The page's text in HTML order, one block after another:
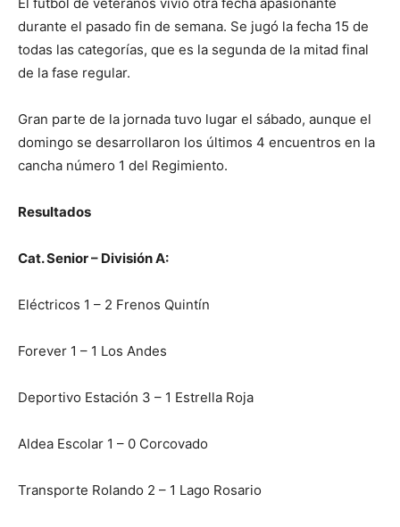
durante el pasado fin de semana. Se jugó la fecha 15 de
todas las categorías, que es la segunda de la mitad final
de la fase regular.
Gran parte de la jornada tuvo lugar el sábado, aunque el
domingo se desarrollaron los últimos 4 encuentros en la
cancha número 1 del Regimiento.
Resultados
Cat. Senior – División A:
Eléctricos 1 – 2 Frenos Quintín
Forever 1 – 1 Los Andes
Deportivo Estación 3 – 1 Estrella Roja
Aldea Escolar 1 – 0 Corcovado
Transporte Rolando 2 – 1 Lago Rosario